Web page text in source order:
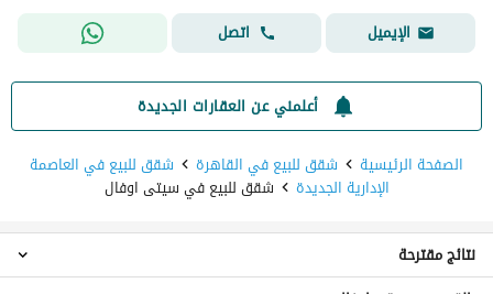
الإيميل
اتصل
أعلمني عن العقارات الجديدة
الصفحة الرئيسية
شقق للبيع في القاهرة شقق للبيع في العاصمة
الإدارية الجديدة شقق للبيع في سيتى اوفال
نتائج مقترحة